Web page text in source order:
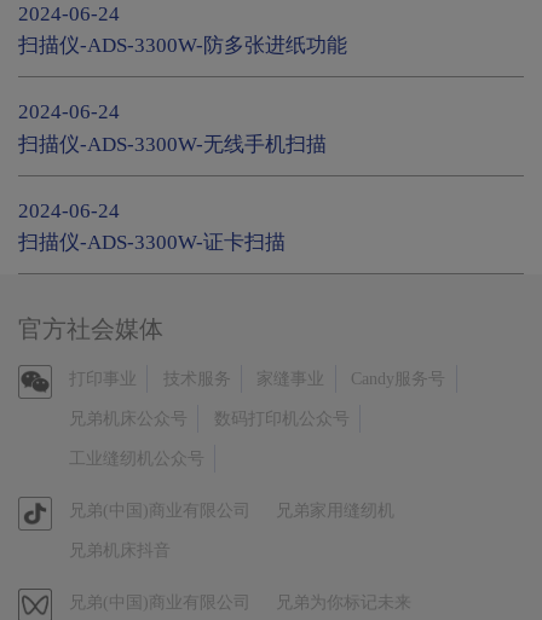
2024-06-24
扫描仪-ADS-3300W-防多张进纸功能
2024-06-24
扫描仪-ADS-3300W-无线手机扫描
2024-06-24
扫描仪-ADS-3300W-证卡扫描
官方社会媒体
官
方
信
打印事业 技术服务 家缝事业 Candy服务号
兄弟机床公众号 数码打印机公众号
工业缝纫机公众号
官
方
音
兄弟(中国)商业有限公司 兄弟家用缝纫机
兄弟机床抖音
视兄弟(中国)商业有限公司 兄弟为你标记未来